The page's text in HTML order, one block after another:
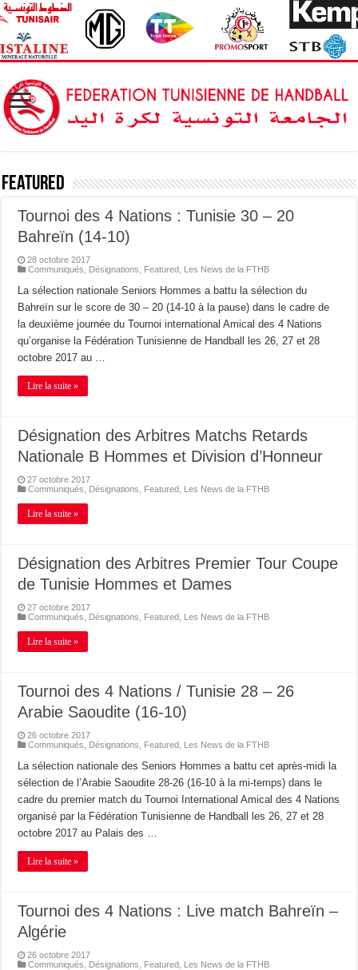
Featured
Tournoi des 4 Nations : Tunisie 30 – 20
Bahreïn (14-10)
28 octobre 2017
Communiqués
Désignations Featured Les News de la FTHB
La sélection nationale Seniors Hommes a battu la sélection du
Bahreïn sur le score de 30 – 20 (14-10 à la pause) dans le cadre de
la deuxième journée du Tournoi international Amical des 4 Nations
qu’organise la Fédération Tunisienne de Handball les 26, 27 et 28
octobre 2017 au …
Lire la suite »
Désignation des Arbitres Matchs Retards
Nationale B Hommes et Division d’Honneur
27 octobre 2017
Communiqués
Désignations Featured Les News de la FTHB
Lire la suite »
Désignation des Arbitres Premier Tour Coupe
de Tunisie Hommes et Dames
27 octobre 2017
Communiqués
Désignations Featured Les News de la FTHB
Lire la suite »
Tournoi des 4 Nations / Tunisie 28 – 26
Arabie Saoudite (16-10)
26 octobre 2017
Communiqués
Désignations Featured Les News de la FTHB
La sélection nationale des Seniors Hommes a battu cet après-midi la
sélection de l’Arabie Saoudite 28-26 (16-10 à la mi-temps) dans le
cadre du premier match du Tournoi International Amical des 4 Nations
organisé par la Fédération Tunisienne de Handball les 26, 27 et 28
octobre 2017 au Palais des …
Lire la suite »
Tournoi des 4 Nations : Live match Bahreïn –
Algérie
26 octobre 2017
Communiqués
Désignations Featured Les News de la FTHB